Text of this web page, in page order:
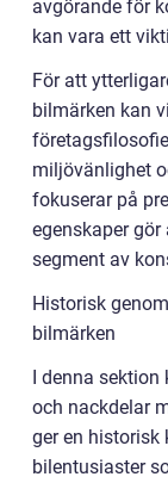
avgörande för
kan vara ett
För att
bilmärken kan
miljövänlighet
fokuserar på
egenskaper
segment av
Historisk
bilmärken
I denna
och nackdelar
ger en
bilentusiaster